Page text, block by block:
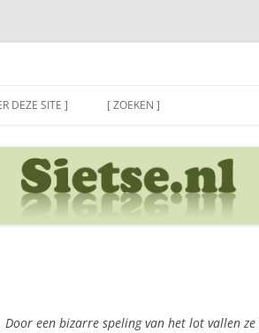
DEZE SITE ] [ ZOEKEN ]
een bizarre speling van het lot vallen